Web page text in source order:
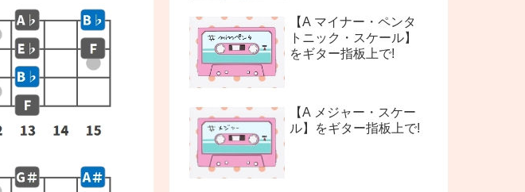
【A マイナー・ペンタ
トニック・スケール】
をギター指板上で!
【A メジャー・スケー
ル】をギター指板上で!